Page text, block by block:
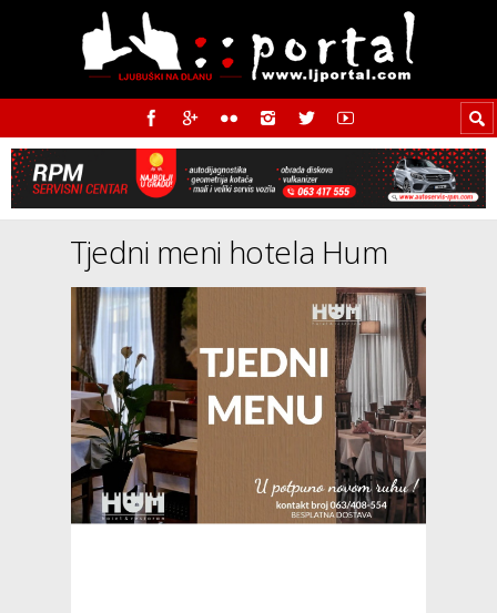
Tjedni meni hotela Hum